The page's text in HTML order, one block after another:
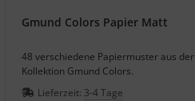
Gmund Colors Papier Matt
48 verschiedene Papiermuster aus der
Kollektion Gmund Colors.
Lieferzeit: 3-4 Tage